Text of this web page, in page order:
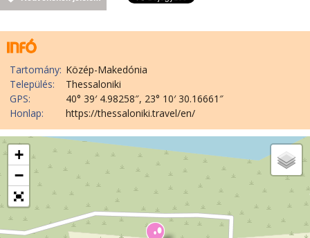
Tartomány: Közép-Makedónia
Település:
Thessaloniki
GPS:
40° 39′ 4.98258″, 23° 10′ 30.16661″
Honlap:
https://thessaloniki.travel/en/
+
−